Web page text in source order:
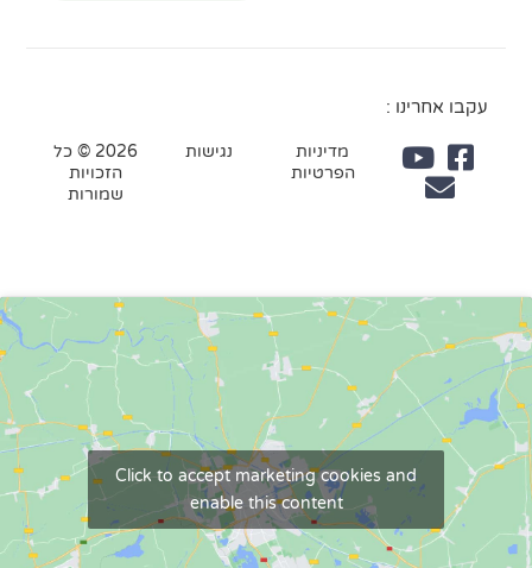
עקבו אחרינו :
מדיניות
הפרטיות
נגישות
2026 © כל
הזכויות
שמורות
Click to accept marketing cookies and
enable this content